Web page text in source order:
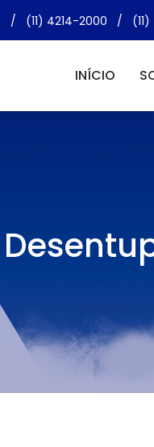
/ (11) 4214-2000 /
INÍCIO